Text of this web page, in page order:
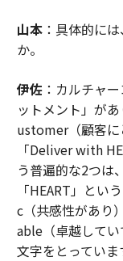
山本：具体的に
か。
伊佐：カルチャ
ットメント」が
ustomer（顧客に
「Deliver with
う普遍的な2つは
「HEART」と
c（共感性があり
able（卓越して
文字をとっていま